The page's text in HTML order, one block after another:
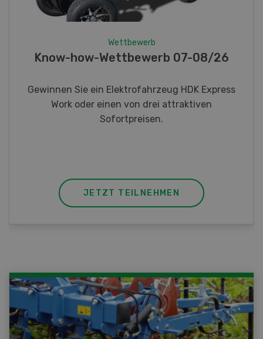
Fotorätsel 07-08/26
Gewinnen Sie eines von fünf LANDI
Taschenmessern
JETZT TEILNEHMEN